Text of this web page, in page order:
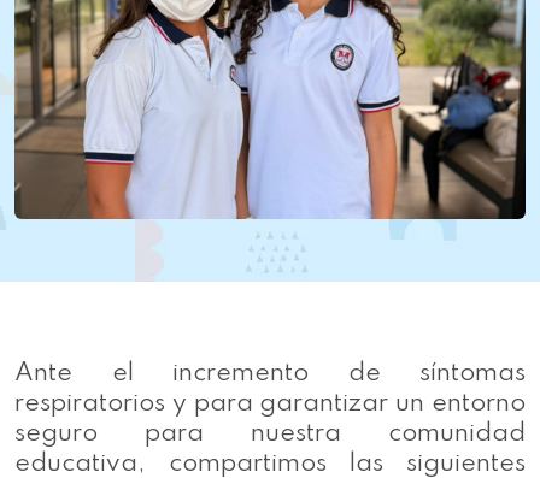
Ante el incremento de síntomas
respiratorios y para garantizar un entorno
seguro para nuestra comunidad
educativa, compartimos las siguientes